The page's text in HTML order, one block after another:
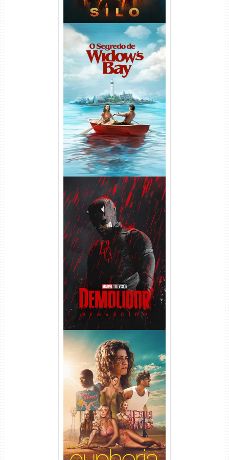
O Segredo de Widow’s Bay
1ª Temporada Torrent (2026)
WEB-DL 1080p Dual Áudio
Demolidor: Renascido 2ª
Temporada (2026) WEB-DL
1080p Dual Áudio
Euphoria 3ª Temporada
Torrent (2026) WEB-DL 1080p
Dual Áudio